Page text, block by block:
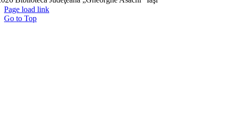
Page load link
Go to Top